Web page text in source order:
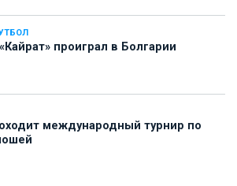
проиграл в Болгарии
международный турнир по